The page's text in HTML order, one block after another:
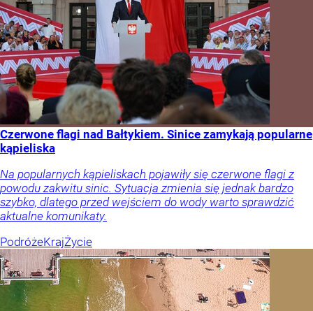
Czerwone flagi nad Bałtykiem. Sinice zamykają popularne
kąpieliska
Na popularnych kąpieliskach pojawiły się czerwone flagi z
powodu zakwitu sinic. Sytuacja zmienia się jednak bardzo
szybko, dlatego przed wejściem do wody warto sprawdzić
aktualne komunikaty.
PodróżeKrajŻycie